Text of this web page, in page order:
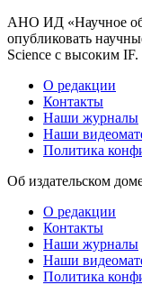
АНО ИД «Научное
опубликовать
Science с высоким IF.
О редакции
Контакты
Наши журналы
Наши
Политика
Об издательском
О редакции
Контакты
Наши журналы
Наши
Политика